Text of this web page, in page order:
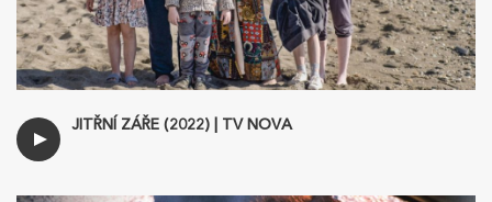
JITŘNÍ ZÁŘE (2022) | TV NOVA